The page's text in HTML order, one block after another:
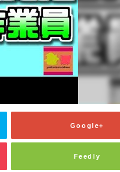
Google+
Feedly